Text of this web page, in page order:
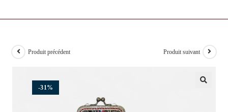
-31%
Produit précédent Produit suivant